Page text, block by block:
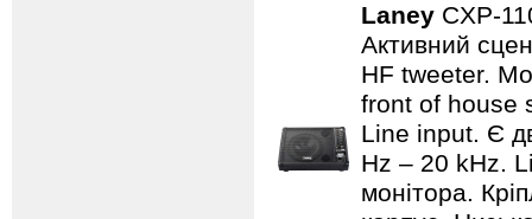
Laney CXP-
Активний
HF tweeter.
front of house
Line input. Є
Hz – 20 kHz.
монітора.